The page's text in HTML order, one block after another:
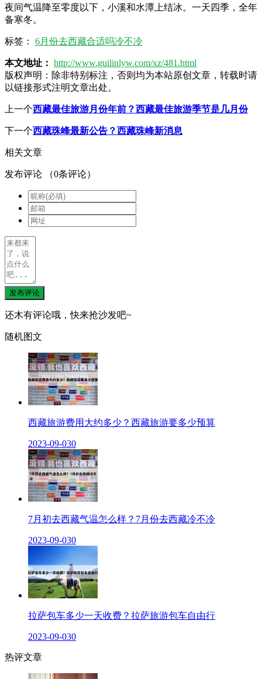
夜间气温降至零度以下，小溪和水潭上结冰。一天四季，全年
备寒冬。
标签： 6月份去西藏合适吗冷不冷
本文地址： http://www.guilinlyw.com/xz/481.html
版权声明： 除非特别标注，否则均为本站原创文章，转载时请
以链接形式注明文章出处。
上一个西藏最佳旅游月份年前？西藏最佳旅游季节是几月份
下一个西藏珠峰最新公告？西藏珠峰新消息
相关文章
发布评论 （0条评论）
发布评论
还木有评论哦，快来抢沙发吧~
随机图文
西藏旅游费用大约多少？西藏旅游要多少预算
2023-09-030
7月初去西藏气温怎么样？7月份去西藏冷不冷
2023-09-030
拉萨包车多少一天收费？拉萨旅游包车自由行
2023-09-030
热评文章